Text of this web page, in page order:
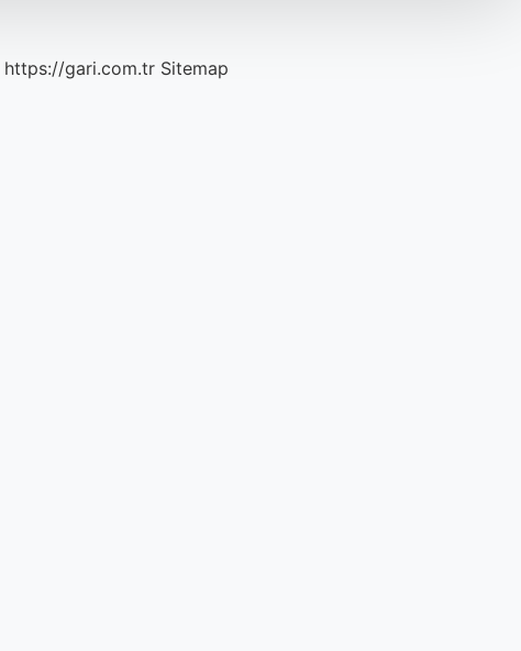
https://gari.com.tr Sitemap